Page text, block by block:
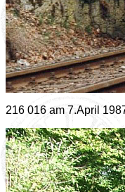
216 016 am 7.April